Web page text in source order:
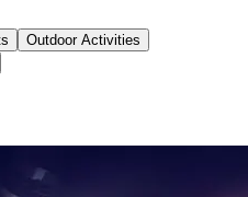
Outdoor Activities